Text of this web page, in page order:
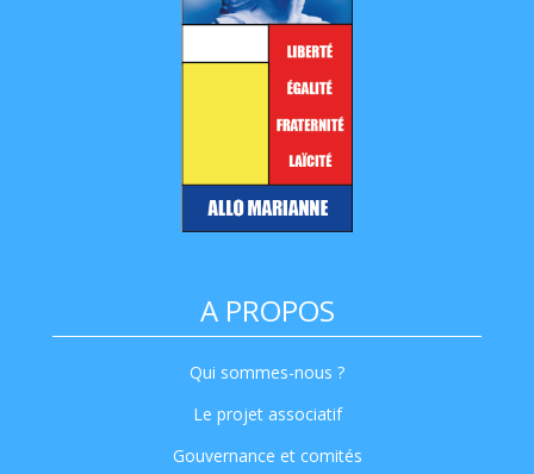
A PROPOS
Qui sommes-nous ?
Le projet associatif
Gouvernance et comités